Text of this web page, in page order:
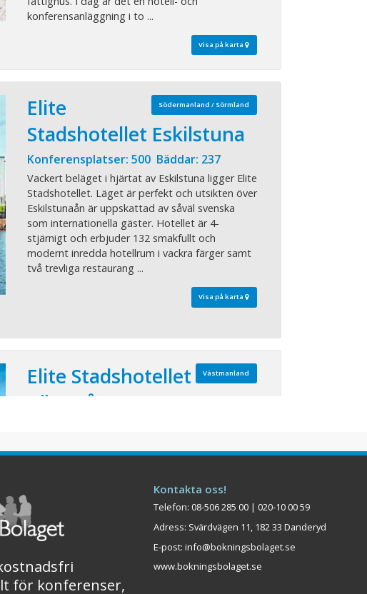
konferensanläggning i to ...
Visa på karta
Södermanland / Sörmland
Elite
Stadshotellet Eskilstuna
Konferensplatser: 500 Bäddar: 237
Vackert beläget i hjärtat av Eskilstuna ligger Elite
Stadshotellet. Läget är perfekt och utsikten över
Eskilstunaån är uppskattad av såväl svenska
som internationella gäster. Hotellet är 4-
stjärnigt och erbjuder 132 smakfullt och
modernt inredda hotellrum i vackra färger samt
två trevliga restaurang ...
Visa på karta
Västmanland
Elite Stadshotellet
Västerås
mötesplats ända sedan invigningen 1907 och
inrymmer 137 bekväma och fräscha hotellrum
och med Stora Torget som granne finns
shopping, restauranger, nöjen och
för konferenser,
Kontakta oss!
Telefon: 08-506 285 00 | 020-10 00 59
Adress: Svärdvägen 11, 182 33 Danderyd
E-post: info@bokningsbolaget.se
www.bokningsbolaget.se